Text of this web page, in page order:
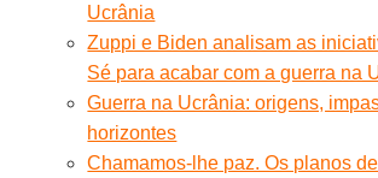
Ucrânia
Zuppi e Biden analisam as
Sé para acabar com a guerra na
Guerra na Ucrânia: origens,
horizontes
Chamamos-lhe paz. Os planos